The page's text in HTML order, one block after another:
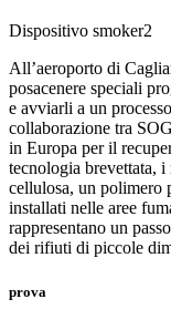
Dispositivo smoker2
All’aeroporto di
posacenere speciali
e avviarli a un
collaborazione tra
in Europa per il
tecnologia brevettata,
cellulosa, un polimero
installati nelle aree
rappresentano un
dei rifiuti di piccole
prova